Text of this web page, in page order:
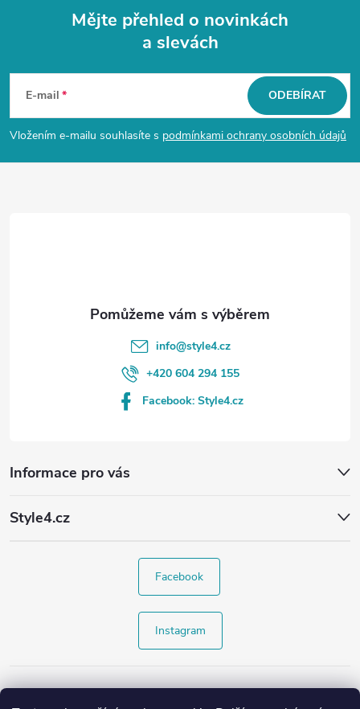
p
a
Mějte přehled o novinkách
a slevách
E-mail
Vložením e-mailu souhlasíte s podmínkami ochrany osobních údajů
ODEBÍRAT
Informace pro vás
Style4.cz
info@style4.cz
+420 604 294 155
Facebook: Style4.cz
Facebook
Instagram